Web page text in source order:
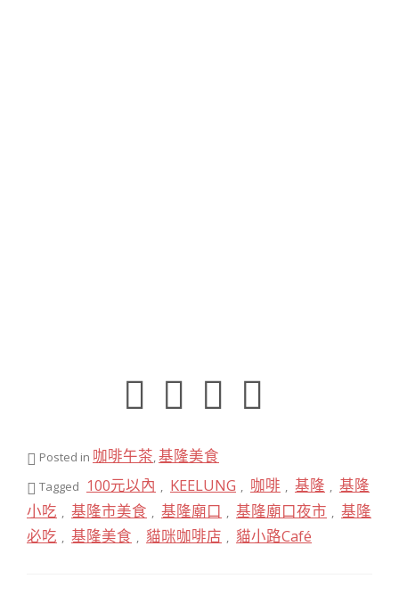
Posted in 咖啡午茶,基隆美食
Tagged 100元以內 , KEELUNG , 咖啡 , 基隆 , 基隆
小吃 , 基隆市美食 , 基隆廟口 , 基隆廟口夜市 , 基隆
必吃 , 基隆美食 , 貓咪咖啡店 , 貓小路Café